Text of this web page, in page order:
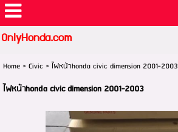
OnlyHonda.com
Home> Civic >ไฟหน้าhonda civic dimension 2001-2003
ไฟหน้าhonda civic dimension 2001-2003